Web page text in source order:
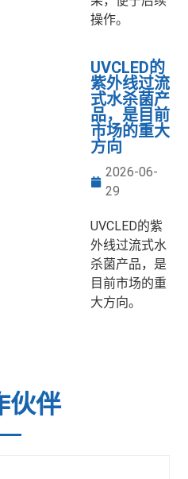
操作。
UVCLED的
紫外线过流
式水杀菌产
品，是目前
市场的重大
方向
2026-06-
29
UVCLED的紫
外线过流式水
杀菌产品，是
目前市场的重
大方向。
伙伴